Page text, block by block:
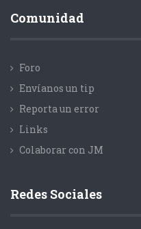
Comunidad
Foro
Envíanos un tip
Reporta un error
Links
Colaborar con JM
Redes Sociales